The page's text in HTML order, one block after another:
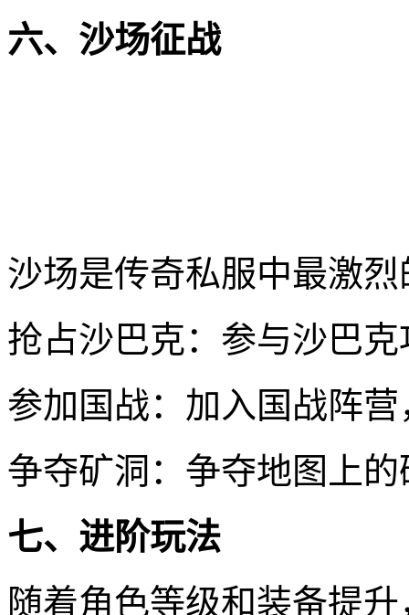
六、沙场征战
沙场是传奇私服中最激
抢占沙巴克：参与沙巴
参加国战：加入国战阵
争夺矿洞：争夺地图上
七、进阶玩法
随着角色等级和装备提